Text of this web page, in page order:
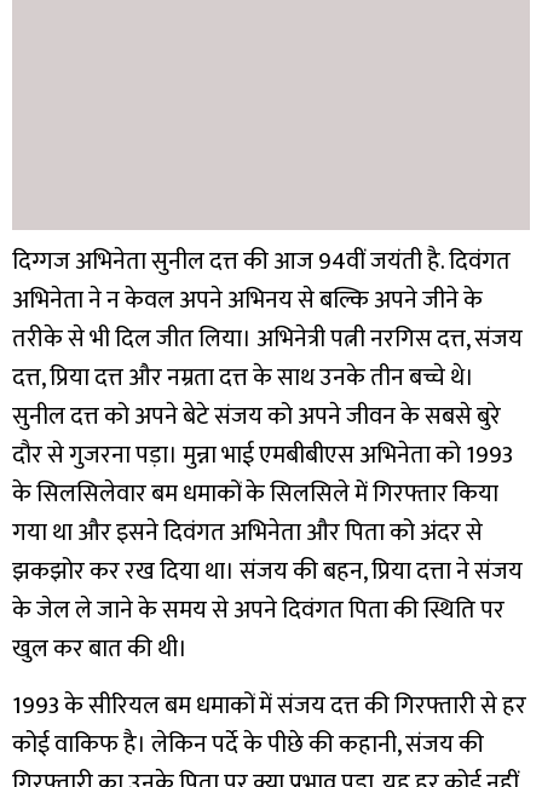
दिग्गज अभिनेता सुनील दत्त की आज 94वीं जयंती है. दिवंगत
अभिनेता ने न केवल अपने अभिनय से बल्कि अपने जीने के
तरीके से भी दिल जीत लिया। अभिनेत्री पत्नी नरगिस दत्त, संजय
दत्त, प्रिया दत्त और नम्रता दत्त के साथ उनके तीन बच्चे थे।
सुनील दत्त को अपने बेटे संजय को अपने जीवन के सबसे बुरे
दौर से गुजरना पड़ा। मुन्ना भाई एमबीबीएस अभिनेता को 1993
के सिलसिलेवार बम धमाकों के सिलसिले में गिरफ्तार किया
गया था और इसने दिवंगत अभिनेता और पिता को अंदर से
झकझोर कर रख दिया था। संजय की बहन, प्रिया दत्ता ने संजय
के जेल ले जाने के समय से अपने दिवंगत पिता की स्थिति पर
खुल कर बात की थी।
1993 के सीरियल बम धमाकों में संजय दत्त की गिरफ्तारी से हर
कोई वाकिफ है। लेकिन पर्दे के पीछे की कहानी, संजय की